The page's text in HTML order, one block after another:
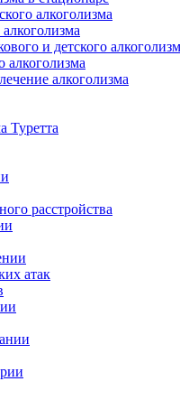
алкоголизма
и детского
алкоголизма
алкоголизма
Туретта
расстройства
атак